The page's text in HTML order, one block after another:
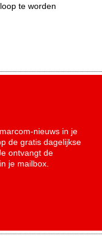
te worden
nieuws in je
de gratis dagelijkse
ontvangt de
je mailbox.